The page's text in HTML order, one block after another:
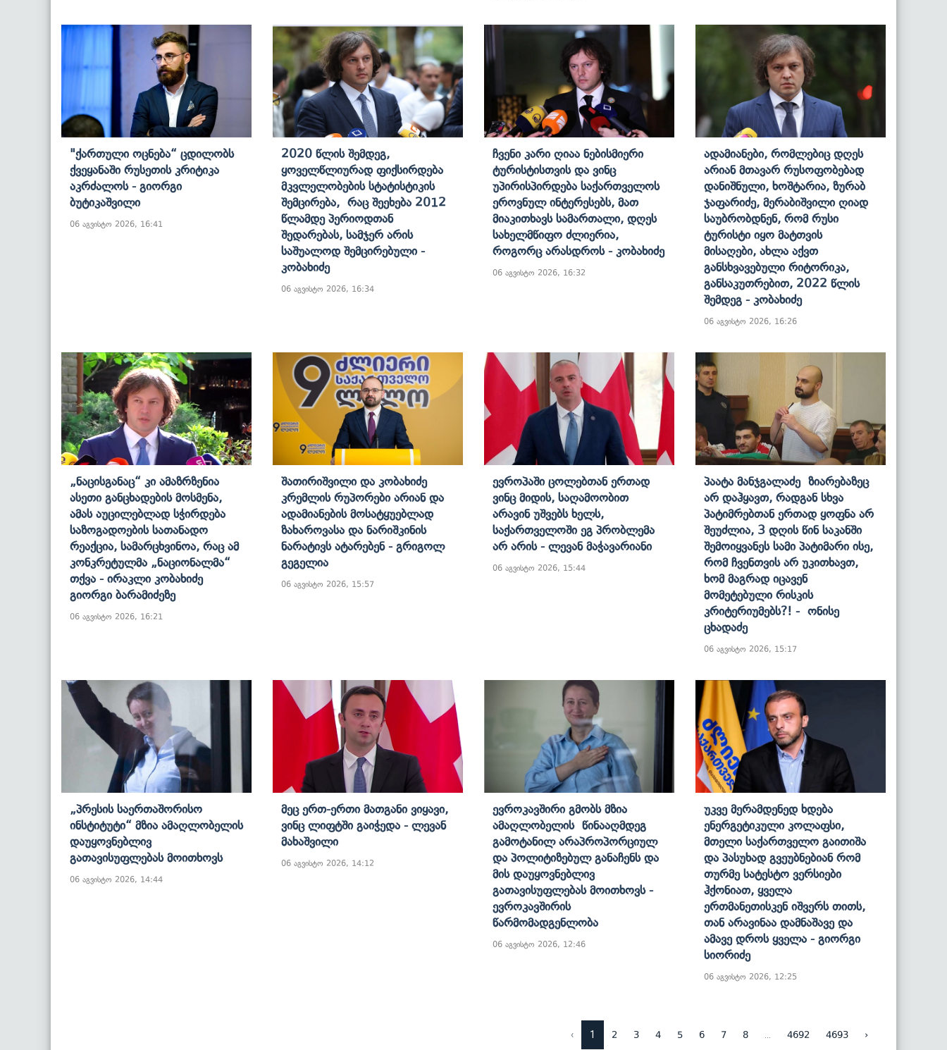
"ქართული Ოცნება“ Ცდილობს
Ქვეყანაში Რუსეთის Კრიტიკა
Აკრძალოს - Გიორგი
Ბუტიკაშვილი
06 აგვისტო 2026, 16:41
2020 Წლის Შემდეგ,
Ყოველწლიურად Ფიქსირდება
Მკვლელობების Სტატისტიკის
Შემცირება, Რაც Შეეხება 2012
Წლამდე Პერიოდთან
Შედარებას, Სამჯერ Არის
Საშუალოდ Შემცირებული -
Კობახიძე
06 აგვისტო 2026, 16:34
Ჩვენი Კარი Ღიაა Ნებისმიერი
Ტურისტისთვის Და Ვინც
Უპირისპირდება Საქართველოს
Ეროვნულ Ინტერესებს, Მათ
Მიაკითხავს Სამართალი, Დღეს
Სახელმწიფო Ძლიერია,
Როგორც Არასდროს - Კობახიძე
06 აგვისტო 2026, 16:32
Ადამიანები, Რომლებიც Დღეს
Არიან Მთავარ Რუსოფობებად
Დანიშნული, Ხოშტარია, Ზურაბ
Ჯაფარიძე, Მერაბიშვილი Ღიად
Საუბრობდნენ, Რომ Რუსი
Ტურისტი Იყო Მატთვის
Მისაღები, Ახლა Აქვთ
Განსხვავებული Რიტორიკა,
Განსაკუთრებით, 2022 Წლის
Შემდეგ - Კობახიძე
06 აგვისტო 2026, 16:26
„ნაცისგანაც“ Კი Ამაზრზენია
Ასეთი Განცხადების Მოსმენა,
Ამას Აუცილებლად Სჭირდება
Საზოგადოების Სათანადო
Რეაქცია, Სამარცხვინოა, Რაც Ამ
Კონკრეტულმა „ნაციონალმა“
Თქვა - Ირაკლი Კობახიძე
Გიორგი Ბარამიძეზე
06 აგვისტო 2026, 16:21
Შათირიშვილი Და Კობახიძე
Კრემლის Რუპორები Არიან Და
Ადამიანების Მოსატყუებლად
Ზახაროვასა Და Ნარიშკინის
Ნარატივს Ატარებენ - Გრიგოლ
Გეგელია
06 აგვისტო 2026, 15:57
Ევროპაში Ცოლებთან Ერთად
Ვინც Მიდის, Საღამოობით
Არავინ Უშვებს Ხელს,
Საქართველოში Ეგ Პრობლემა
Არ Არის - Ლევან Მაჭავარიანი
06 აგვისტო 2026, 15:44
Პაატა Მანჯგალაძე Ზიარებაზეც
Არ Დაჰყავთ, Რადგან Სხვა
Პატიმრებთან Ერთად Ყოფნა Არ
Შეუძლია, 3 Დღის Წინ Საკანში
Შემოიყვანეს Სამი Პატიმარი Ისე,
Რომ Ჩვენთვის Არ Უკითხავთ,
Ხომ Მაგრად Იცავენ
Მომეტებული Რისკის
Კრიტერიუმებს?! - Ონისე
Ცხადაძე
06 აგვისტო 2026, 15:17
„პრესის Საერთაშორისო
Ინსტიტუტი“ Მზია Ამაღლობელის
Დაუყოვნებლივ
Გათავისუფლებას Მოითხოვს
06 აგვისტო 2026, 14:44
Მეც Ერთ-Ერთი Მათგანი Ვიყავი,
Ვინც Ლიფტში Გაიჭედა - Ლევან
Მახაშვილი
06 აგვისტო 2026, 14:12
Ევროკავშირი Გმობს Მზია
Ამაღლობელის Წინააღმდეგ
Გამოტანილ Არაპროპორციულ
Და Პოლიტიზებულ Განაჩენს Და
Მის Დაუყოვნებლივ
Გათავისუფლებას Მოითხოვს -
Ევროკავშირის
Წარმომადგენლობა
06 აგვისტო 2026, 12:46
Უკვე Მერამდენედ Ხდება
Ენერგეტიკული Კოლაფსი,
Მთელი Საქართველო Გაითიშა
Და Პასუხად Გვეუბნებიან Რომ
Თურმე Სატესტო Ვერსიები
Ჰქონიათ, Ყველა
Ერთმანეთისკენ Იშვერს Თითს,
Თან Არავინაა Დამნაშავე Და
Ამავე Დროს Ყველა - Გიორგი
Სიორიძე
06 აგვისტო 2026, 12:25
‹ 1 2 3 4 5 6 7 8 4692 4693 ›